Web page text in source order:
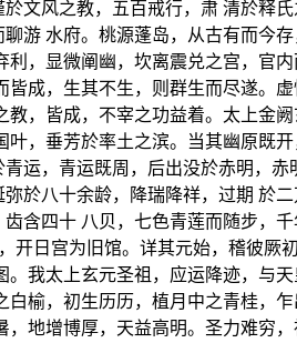
文风之教，五百戒行，肃 清於释
游 水府。桃源蓬岛，从古有而今
，显微阐幽，坎离震兑之宫，官
成，生其不生，则群生而尽遂。
，皆成，不宰之功益着。太上金
，垂芳於率土之滨。当其幽原既
运，青运既周，后出没於赤明，
於八十余龄，降瑞降祥，过期 於
含四十 八贝，七色青莲而随步，
日宫为旧馆。详其元始，稽彼厥
我太上玄元圣祖，应运降迹，与
榆，初生历历，植月中之青桂，
地增博厚，天益高明。圣力难穷